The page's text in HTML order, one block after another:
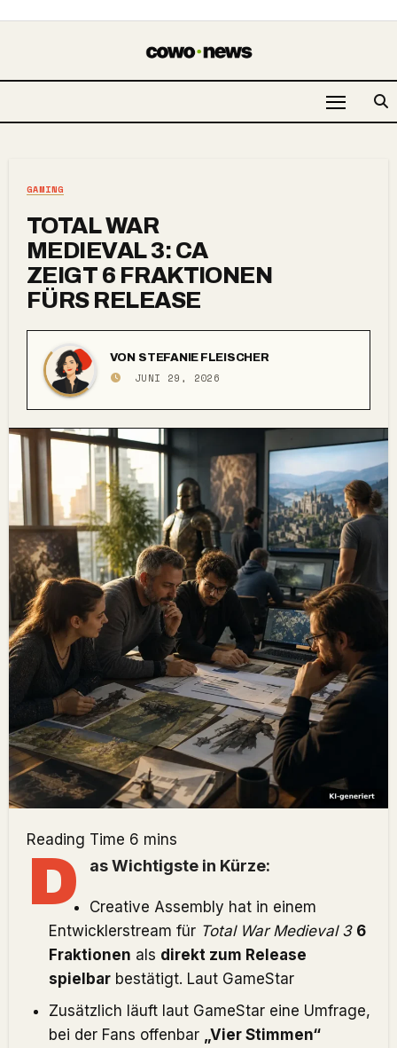
GAMING
TOTAL WAR
MEDIEVAL 3: CA
ZEIGT 6 FRAKTIONEN
FÜRS RELEASE
VON STEFANIE FLEISCHER
JUNI 29, 2026
D as Wichtigste in Kürze:
Creative Assembly hat in einem
Entwicklerstream für Total War Medieval 3 6
Fraktionen als direkt zum Release
spielbar bestätigt. Laut GameStar
Zusätzlich läuft laut GameStar eine Umfrage,
bei der Fans offenbar „Vier Stimmen“